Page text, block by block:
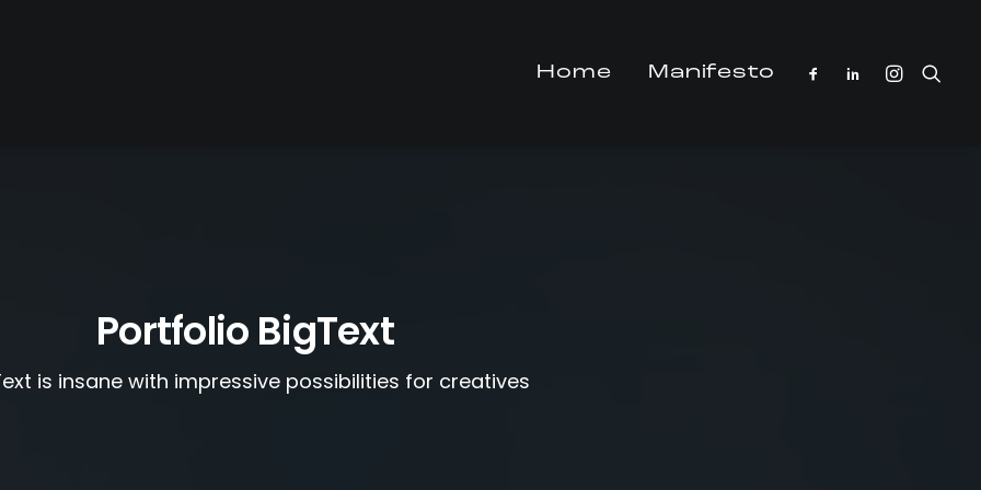
Home Manifesto
Portfolio BigText
is insane with impressive possibilities for creatives